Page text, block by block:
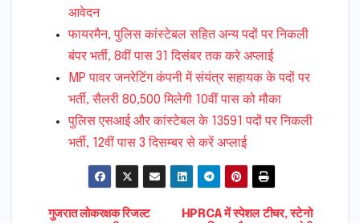
आवेदन
फायरमैन, पुलिस कांस्टेबल सहित अन्य पदों पर निकली
बंपर भर्ती, 8वीं पास 31 दिसंबर तक करे अप्लाई
MP पावर जनरेटिंग कंपनी में संयंत्र सहायक के पदों पर
भर्ती, सैलरी 80,500 मिलेगी 10वीं पास को मौका
पुलिस एसआई और कांस्टेबल के 13591 पदों पर निकली
भर्ती, 12वीं पास 3 दिसम्बर से करें अप्लाई
HPRCA में स्पेशल टीचर, स्टेनो
गुजरात लोकरक्षक रिजल्ट